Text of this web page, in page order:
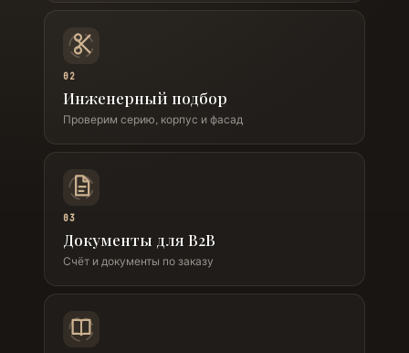
02
Инженерный подбор
Проверим серию, корпус и фасад
03
Документы для B2B
Счёт и документы по заказу